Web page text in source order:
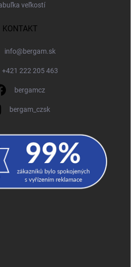
veľkostí
KONTAKT
info@bergam.sk
+421 222 205 463
bergamcz
bergam_czsk